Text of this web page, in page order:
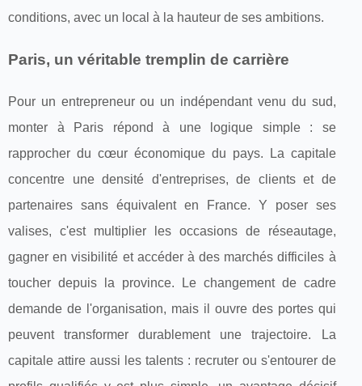
conditions, avec un local à la hauteur de ses ambitions.
Paris, un véritable tremplin de carrière
Pour un entrepreneur ou un indépendant venu du sud,
monter à Paris répond à une logique simple : se
rapprocher du cœur économique du pays. La capitale
concentre une densité d'entreprises, de clients et de
partenaires sans équivalent en France. Y poser ses
valises, c'est multiplier les occasions de réseautage,
gagner en visibilité et accéder à des marchés difficiles à
toucher depuis la province. Le changement de cadre
demande de l'organisation, mais il ouvre des portes qui
peuvent transformer durablement une trajectoire. La
capitale attire aussi les talents : recruter ou s'entourer de